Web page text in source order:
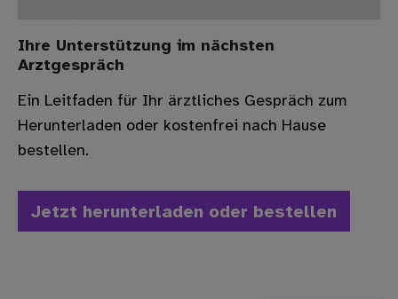
Ihre Unterstützung im nächsten
Arztgespräch
Ein Leitfaden für Ihr ärztliches Gespräch zum
Herunterladen oder kostenfrei nach Hause
bestellen.
Jetzt herunterladen oder bestellen